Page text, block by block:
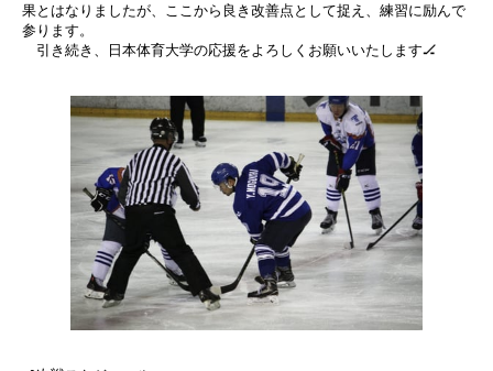
果とはなりましたが、ここから良き改善点として捉え、練習に励んで
参ります。
引き続き、日本体育大学の応援をよろしくお願いいたします🏒